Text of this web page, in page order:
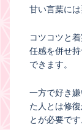
甘い言葉には
コツコツと
任感を併せ
できます。
一方で好き
た人とは修
とが必要です